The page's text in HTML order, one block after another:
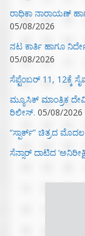
ರಾಧಿಕಾ ನಾರಾಯಣ್
05/08/2026
ನಟ ಕಾರ್ತಿ ಹಾಗೂ
05/08/2026
ಸೆಪ್ಟೆಂಬರ್ 11, 12ಕ್ಕೆ
ಮ್ಯೂಸಿಕ್‌ ಮಾಂತ್ರಿಕ
ರಿಲೀಸ್. 05/08/2026
“ಸ್ಪಾರ್ಕ್” ಚಿತ್ರದ
ಸೆನ್ಸಾರ್ ದಾಟಿದ